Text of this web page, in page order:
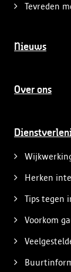
Tevreden
Nieuws
Over ons
Herken
Tips tegen
Voorkom